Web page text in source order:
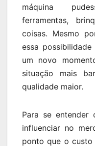
máquina
ferramentas,
coisas. Mesmo
essa
um novo
situação mais
qualidade maior.
Para se entender
influenciar no
ponto que o